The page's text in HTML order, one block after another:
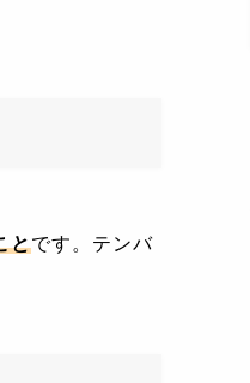
とです。テンバ